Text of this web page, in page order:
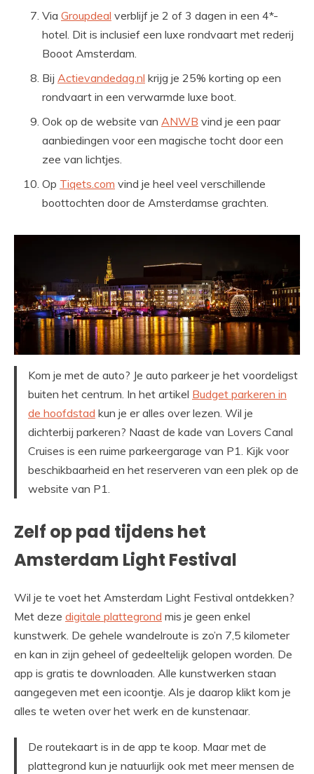
Via Groupdeal verblijf je 2 of 3 dagen in een 4*-
hotel. Dit is inclusief een luxe rondvaart met rederij
Booot Amsterdam.
Bij Actievandedag.nl krijg je 25% korting op een
rondvaart in een verwarmde luxe boot.
Ook op de website van ANWB vind je een paar
aanbiedingen voor een magische tocht door een
zee van lichtjes.
Op Tiqets.com vind je heel veel verschillende
boottochten door de Amsterdamse grachten.
Kom je met de auto? Je auto parkeer je het voordeligst
buiten het centrum. In het artikel Budget parkeren in
de hoofdstad kun je er alles over lezen. Wil je
dichterbij parkeren? Naast de kade van Lovers Canal
Cruises is een ruime parkeergarage van P1. Kijk voor
beschikbaarheid en het reserveren van een plek op de
website van P1.
Zelf op pad tijdens het
Amsterdam Light Festival
Wil je te voet het Amsterdam Light Festival ontdekken?
Met deze digitale plattegrond mis je geen enkel
kunstwerk. De gehele wandelroute is zo’n 7,5 kilometer
en kan in zijn geheel of gedeeltelijk gelopen worden. De
app is gratis te downloaden. Alle kunstwerken staan
aangegeven met een icoontje. Als je daarop klikt kom je
alles te weten over het werk en de kunstenaar.
De routekaart is in de app te koop. Maar met de
plattegrond kun je natuurlijk ook met meer mensen de